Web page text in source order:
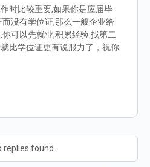
时比较重要,如果你是应届毕
没有学位证,那么一般企业给
可以先就业,积累经验.找第二
比学位证更有说服力了，祝你
replies found.